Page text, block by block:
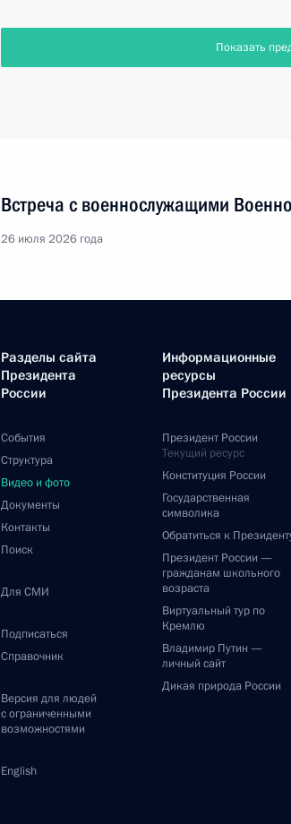
Показать
Встреча с военнослужащими
26 июля 2026 года
Разделы сайта
Президента
России
События
Структура
Видео и фото
Документы
Контакты
Поиск
Для СМИ
Подписаться
Справочник
Версия для людей
с ограниченными
возможностями
English
Информационные
ресурсы
Президента России
Президент России
Текущий ресурс
Конституция России
Государственная
символика
Обратиться к
Президент России —
гражданам школьного
возраста
Виртуальный тур по
Кремлю
Владимир Путин —
личный сайт
Дикая природа России